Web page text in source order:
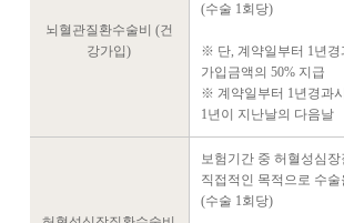
뇌혈관질환수술비 (건
강가입)
(수술 1회당)
※ 단, 계약일부터 1년경
가입금액의 50% 지급
※ 계약일부터 1년경과
1년이 지난날의 다음날
보험기간 중 허혈성심
직접적인 목적으로 수
(수술 1회당)